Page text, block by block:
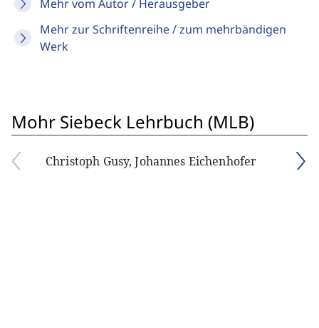
Mehr vom Autor / Herausgeber
Mehr zur Schriftenreihe / zum mehrbändigen
Werk
Mohr Siebeck Lehrbuch (MLB)
Christoph Gusy, Johannes Eichenhofer